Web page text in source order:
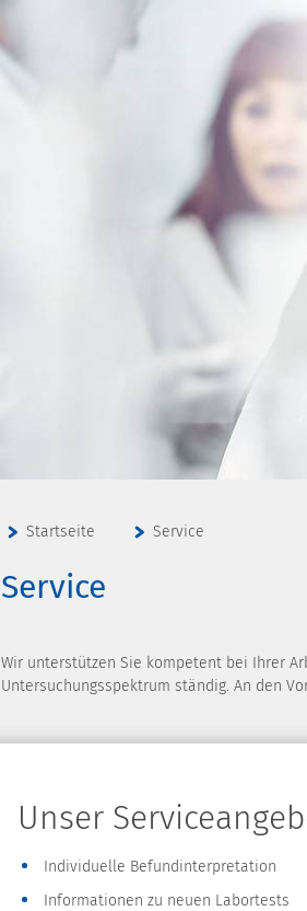
Startseite Service
Service
Wir unterstützen Sie kompetent bei Ihrer
Untersuchungsspektrum ständig. An den
Unser
Individuelle Befundinterpretation
Informationen zu neuen Labortests